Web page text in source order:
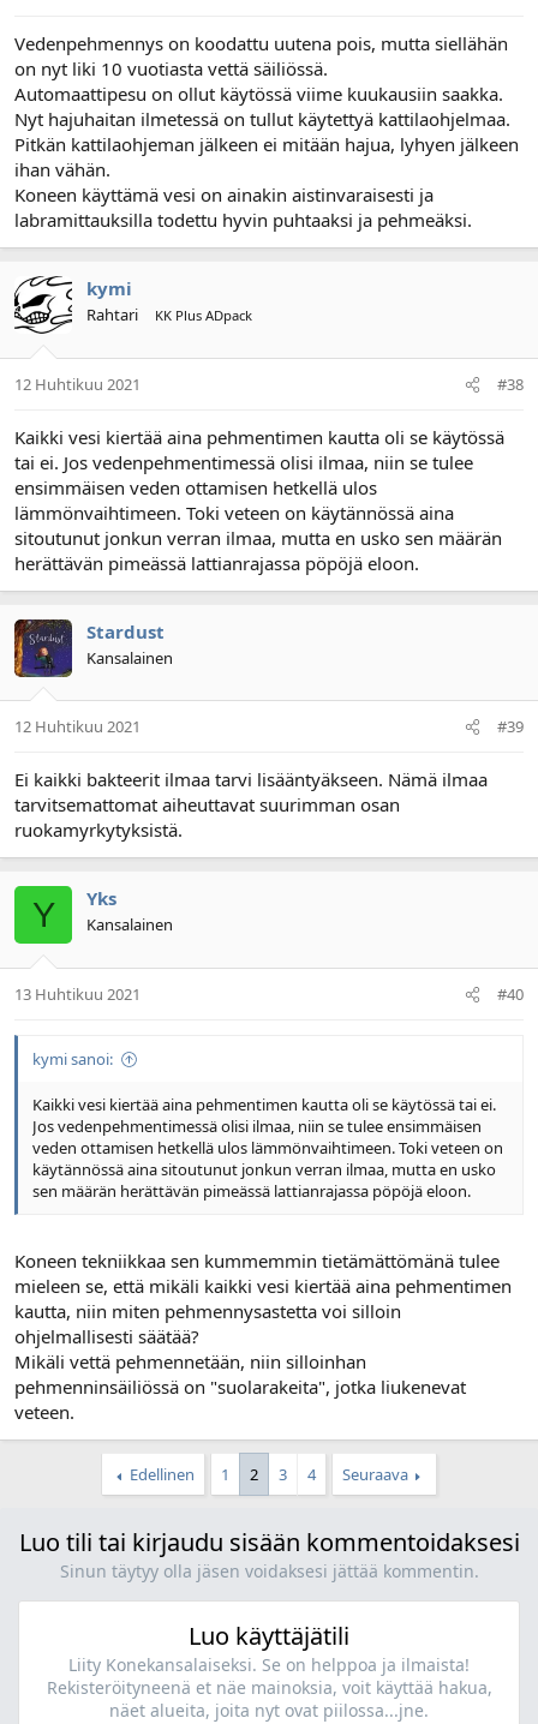
Vedenpehmennys on koodattu uutena pois, mutta siellähän
on nyt liki 10 vuotiasta vettä säiliössä.
Automaattipesu on ollut käytössä viime kuukausiin saakka.
Nyt hajuhaitan ilmetessä on tullut käytettyä kattilaohjelmaa.
Pitkän kattilaohjeman jälkeen ei mitään hajua, lyhyen jälkeen
ihan vähän.
Koneen käyttämä vesi on ainakin aistinvaraisesti ja
labramittauksilla todettu hyvin puhtaaksi ja pehmeäksi.
kymi
Rahtari KK Plus ADpack
12 Huhtikuu 2021 #38
Kaikki vesi kiertää aina pehmentimen kautta oli se käytössä
tai ei. Jos vedenpehmentimessä olisi ilmaa, niin se tulee
ensimmäisen veden ottamisen hetkellä ulos
lämmönvaihtimeen. Toki veteen on käytännössä aina
sitoutunut jonkun verran ilmaa, mutta en usko sen määrän
herättävän pimeässä lattianrajassa pöpöjä eloon.
Stardust
Kansalainen
12 Huhtikuu 2021 #39
Ei kaikki bakteerit ilmaa tarvi lisääntyäkseen. Nämä ilmaa
tarvitsemattomat aiheuttavat suurimman osan
ruokamyrkytyksistä.
Y Yks
Kansalainen
13 Huhtikuu 2021 #40
kymi sanoi:
Kaikki vesi kiertää aina pehmentimen kautta oli se käytössä tai ei.
Jos vedenpehmentimessä olisi ilmaa, niin se tulee ensimmäisen
veden ottamisen hetkellä ulos lämmönvaihtimeen. Toki veteen on
käytännössä aina sitoutunut jonkun verran ilmaa, mutta en usko
sen määrän herättävän pimeässä lattianrajassa pöpöjä eloon.
Koneen tekniikkaa sen kummemmin tietämättömänä tulee
mieleen se, että mikäli kaikki vesi kiertää aina pehmentimen
kautta, niin miten pehmennysastetta voi silloin
ohjelmallisesti säätää?
Mikäli vettä pehmennetään, niin silloinhan
pehmenninsäiliössä on "suolarakeita", jotka liukenevat
veteen.
Edellinen 1 2 3 4 Seuraava
Luo tili tai kirjaudu sisään kommentoidaksesi
Sinun täytyy olla jäsen voidaksesi jättää kommentin.
Luo käyttäjätili
Liity Konekansalaiseksi. Se on helppoa ja ilmaista!
Rekisteröityneenä et näe mainoksia, voit käyttää hakua,
näet alueita, joita nyt ovat piilossa...jne.